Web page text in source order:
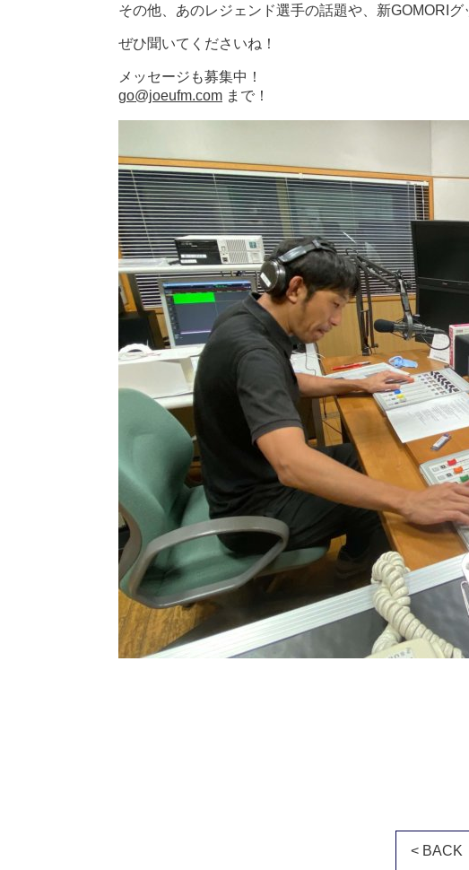
その他、あのレジェンド選手の話題や、新GOMORIグ
ぜひ聞いてくださいね！
メッセージも募集中！
go@joeufm.com まで！
< BACK